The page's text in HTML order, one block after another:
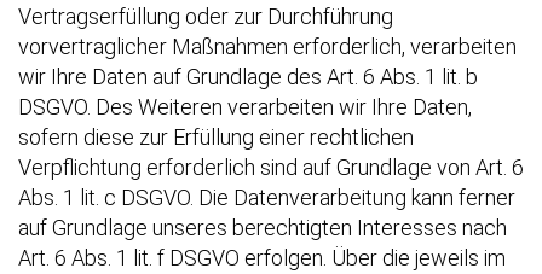
Vertragserfüllung oder zur Durchführung
vorvertraglicher Maßnahmen erforderlich, verarbeiten
wir Ihre Daten auf Grundlage des Art. 6 Abs. 1 lit. b
DSGVO. Des Weiteren verarbeiten wir Ihre Daten,
sofern diese zur Erfüllung einer rechtlichen
Verpflichtung erforderlich sind auf Grundlage von Art. 6
Abs. 1 lit. c DSGVO. Die Datenverarbeitung kann ferner
auf Grundlage unseres berechtigten Interesses nach
Art. 6 Abs. 1 lit. f DSGVO erfolgen. Über die jeweils im